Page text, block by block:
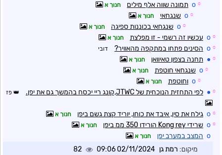
☼
o תמונה שווה אלף מילים חנוך א
☼
o שנגחאי חנוך א
☼
o שנגחאי בכוננות ספיגה חנוך א
☼
o עכשיו זה רשמי - זו מפלצת חנוך א
☼
o הסינים פתחו במתקפה מהאוויר? דובי
☼
● תחנה בצפון טאיוואן חנוך א
☼
o שנגחאי חוטפת חנוך א
☼
o וחוטפת חנוך א
☼
● לפי התחזית הנוכחית של JTWC,קונג ריי יכסח בהמשך גם את יפן. פז
☼
o גילח את סין, איבד את כוחו, יוריד קצת גשם ביפן חנוך א
☼
o שרידי Kong rey הורידו 350 ממ ביפן חנוך א
o המצב במערב יפן חנוך א
מיקום: רמת גן 02/11/2024 09:06
82